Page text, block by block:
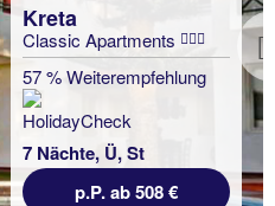
Kreta
Classic Apartments
57 % Weiterempfehlung
7 Nächte, Ü, St
p.P. ab 508 €